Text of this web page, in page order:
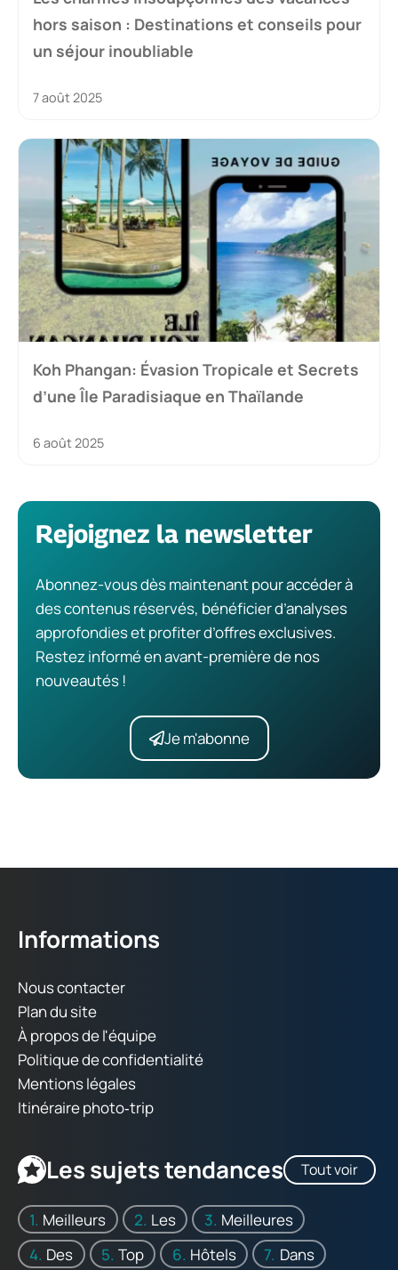
hors saison : Destinations et conseils pour
un séjour inoubliable
7 août 2025
Koh Phangan: Évasion Tropicale et Secrets
d’une Île Paradisiaque en Thaïlande
6 août 2025
Rejoignez la newsletter
Abonnez-vous dès maintenant pour accéder à
des contenus réservés, bénéficier d’analyses
approfondies et profiter d’offres exclusives.
Restez informé en avant-première de nos
nouveautés !
Je m'abonne
Informations
Nous contacter
Plan du site
À propos de l'équipe
Politique de confidentialité
Mentions légales
Itinéraire photo‑trip
Les sujets tendances Tout voir
Meilleurs Les
Meilleures
Des
Top Hôtels Dans